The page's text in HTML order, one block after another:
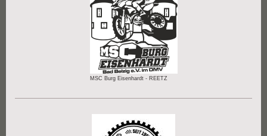
MSC Burg Eisenhardt - REETZ